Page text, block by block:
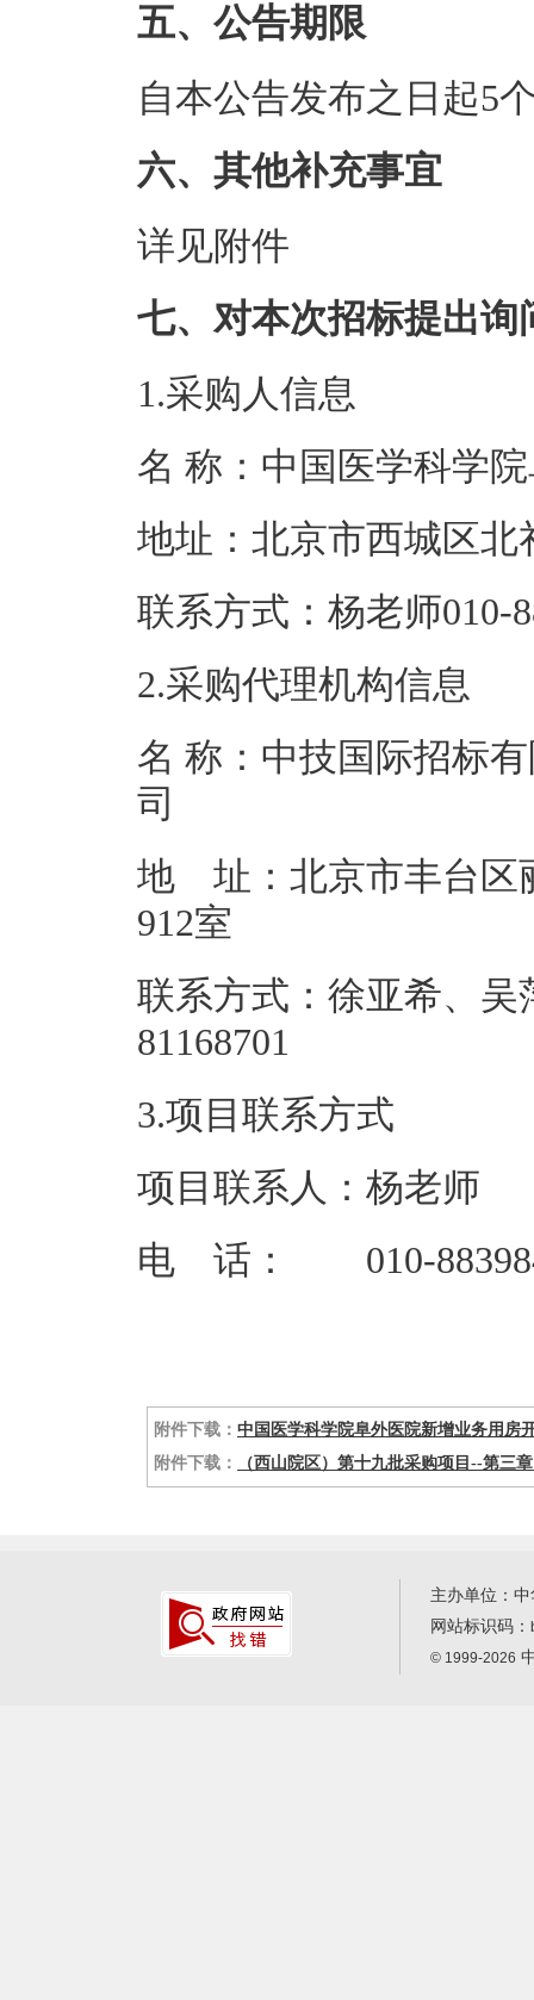
五、公告期限
自本公告发布之日起5
六、其他补充事宜
详见附件
七、对本次招标提出
1.采购人信息
名 称：中国医学
地址：北京市
联系方式：杨老
2.采购代理机构信息
名 称：中技国际招标
地 址：北京市丰台区
912
联系方式：徐亚希、吴
3.项目联系方式
项目联系人：杨老师
电 话： 010-
附件下载： 中国医学科学院阜外医院新增业务用房
附件下载：
（西山院区）第十九批采购项目--第三
主办单位：
网站标识码：
© 1999-2026